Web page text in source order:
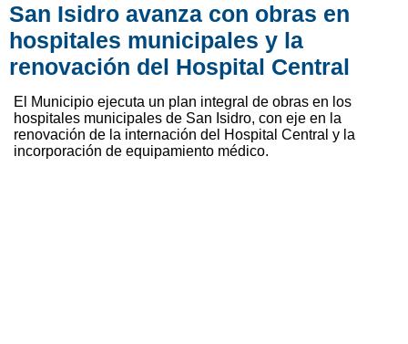
San Isidro avanza con obras en
hospitales municipales y la
renovación del Hospital Central
El Municipio ejecuta un plan integral de obras en los
hospitales municipales de San Isidro, con eje en la
renovación de la internación del Hospital Central y la
incorporación de equipamiento médico.